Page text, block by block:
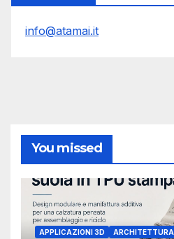
info@atamai.it
You missed
APPLICAZIONI 3D ARCHITETTURA